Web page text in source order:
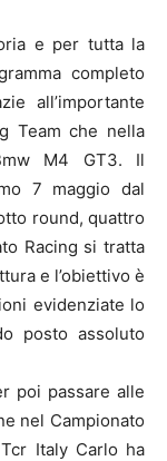
e per tutta la
completo
all’importante
Team che nella
M4 GT3. Il
7 maggio dal
round, quattro
Racing si tratta
e l’obiettivo è
evidenziate lo
posto assoluto
poi passare alle
nel Campionato
Italy Carlo ha